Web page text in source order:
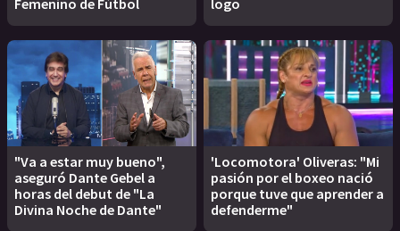
"Va a estar muy bueno",
aseguró Dante Gebel a
horas del debut de "La
Divina Noche de Dante"
'Locomotora' Oliveras: "Mi
pasión por el boxeo nació
porque tuve que aprender a
defenderme"